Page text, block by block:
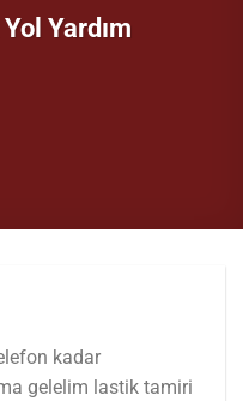
Yardım
kadar
gelelim lastik tamiri